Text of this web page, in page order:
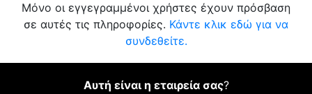
Μόνο οι εγγεγραμμένοι χρήστες έχουν πρόσβαση
σε αυτές τις πληροφορίες. Κάντε κλικ εδώ για να
συνδεθείτε.
Αυτή είναι η εταιρεία σας?